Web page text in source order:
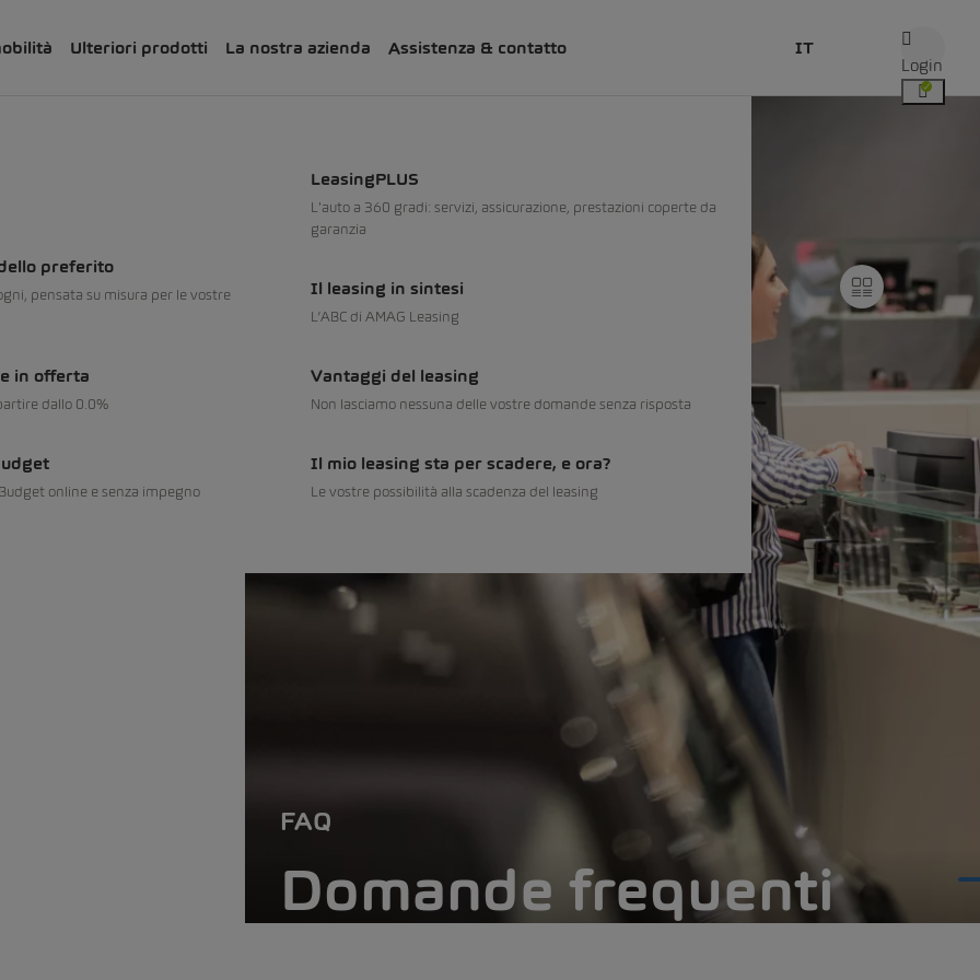
Ulteriori prodotti La nostra azienda Assistenza & contatto
preferito
pensata su misura per le vostre
in offerta
dallo 0.0%
online e senza impegno
LeasingPLUS
L'auto a 360 gradi: servizi, assicurazione, prestazioni coperte da
garanzia
Il leasing in sintesi
L’ABC di AMAG Leasing
Vantaggi del leasing
Non lasciamo nessuna delle vostre domande senza risposta
Il mio leasing sta per scadere, e ora?
Le vostre possibilità alla scadenza del leasing
IT
Login
FAQ
Domande frequenti